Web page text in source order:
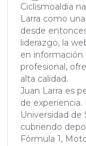
Ciclismoaldia
Larra como
desde
liderazgo, la
en información
profesional,
alta calidad.
Juan Larra es
de
Universidad de
cubriendo
Fórmula 1,